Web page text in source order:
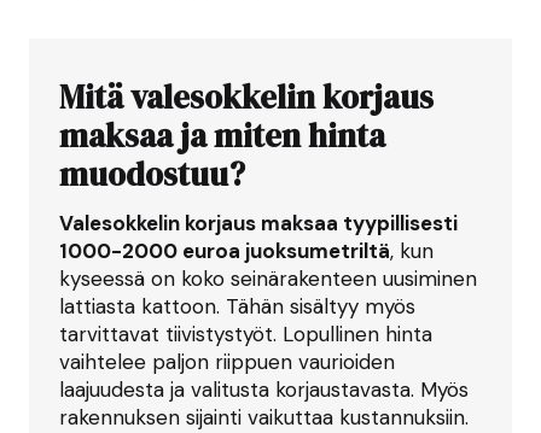
Mitä valesokkelin korjaus
maksaa ja miten hinta
muodostuu?
Valesokkelin korjaus maksaa tyypillisesti
1000-2000 euroa juoksumetriltä, kun
kyseessä on koko seinärakenteen uusiminen
lattiasta kattoon. Tähän sisältyy myös
tarvittavat tiivistystyöt. Lopullinen hinta
vaihtelee paljon riippuen vaurioiden
laajuudesta ja valitusta korjaustavasta. Myös
rakennuksen sijainti vaikuttaa kustannuksiin.